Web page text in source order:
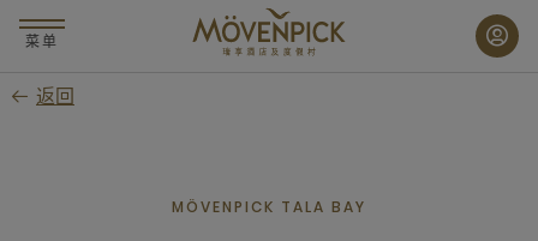
要
菜单
返回
MÖVENPICK TALA BAY